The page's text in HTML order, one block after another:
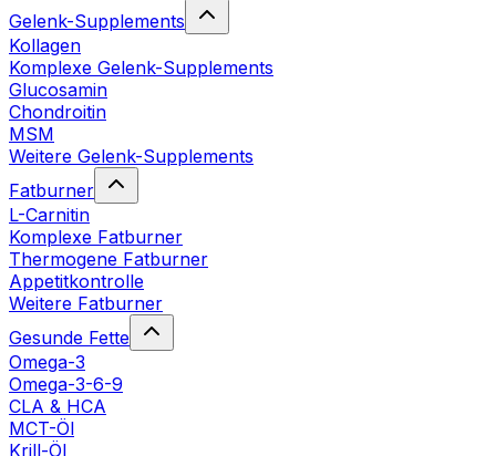
Gelenk-Supplements
Kollagen
Komplexe Gelenk-Supplements
Glucosamin
Chondroitin
MSM
Weitere Gelenk-Supplements
Fatburner
L-Carnitin
Komplexe Fatburner
Thermogene Fatburner
Appetitkontrolle
Weitere Fatburner
Gesunde Fette
Omega-3
Omega-3-6-9
CLA & HCA
MCT-Öl
Krill-Öl